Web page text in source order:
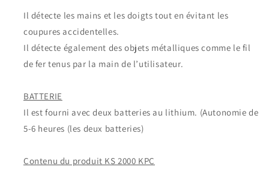
Il détecte les mains et les doigts tout en évitant les
coupures accidentelles.
Il détecte également des objets métalliques comme le fil
de fer tenus par la main de l’utilisateur.
BATTERIE
Il est fourni avec deux batteries au lithium. (Autonomie de
5-6 heures (les deux batteries)
Contenu du produit KS 2000 KPC